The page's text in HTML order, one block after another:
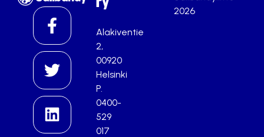
Alakiventie
2,
00920
Helsinki
P.
0400-
529
017
2026